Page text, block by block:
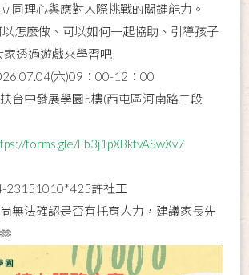
同理心與應對人際挑戰的關鍵能力。
怎麼做、可以如何一起協助、引導孩子
家透過遊戲來學習吧!
六)09：00-12：00
台中發展學園5樓(西屯區河南路二段
forms.gle/Fb3j1pXBkfvASwXv7
23151010*425許社工
無法確認是否有托育人力，建議家長先